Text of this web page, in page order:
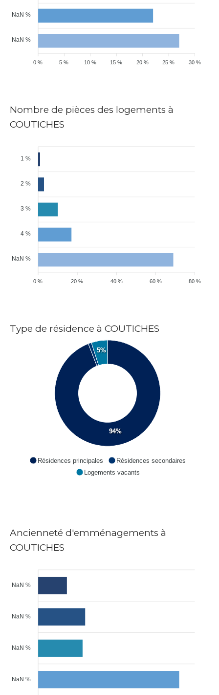
NaN %
NaN %
30 %
25 %
20 %
15 %
10 %
5 %
0 %
Nombre de pièces des logements à
COUTICHES
1 %
2 %
3 %
4 %
NaN %
80 %
60 %
40 %
20 %
0 %
Type de résidence à COUTICHES
94%
5%
Résidences principales
Résidences secondaires
Logements vacants
Ancienneté d'emménagements à
COUTICHES
NaN %
NaN %
NaN %
NaN %